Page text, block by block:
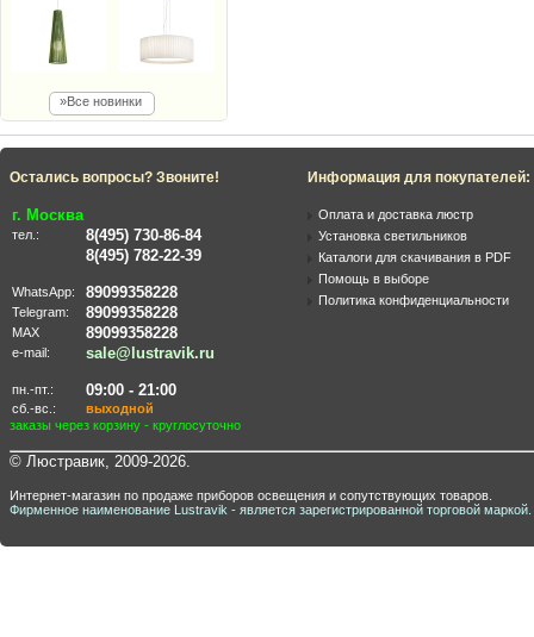
»Все новинки
Остались вопросы? Звоните!
г. Москва
тел.:
8(495) 730-86-84
8(495) 782-22-39
WhatsApp: 89099358228
Telegram: 89099358228
MAX 89099358228
e-mail: sale@lustravik.ru
пн.-пт.: 09:00 - 21:00
сб.-вс.:
выходной
заказы через корзину - круглосуточно
Информация для покупателей:
Оплата и доставка люстр
Установка светильников
Каталоги для скачивания в PDF
Помощь в выборе
Политика конфиденциальности
© Люстравик, 2009-2026.
Интернет-магазин по продаже приборов освещения и сопутствующих товаров.
Фирменное наименование Lustravik - является зарегистрированной торговой